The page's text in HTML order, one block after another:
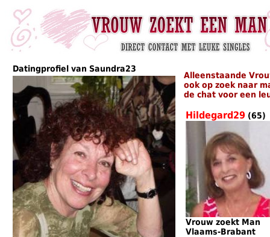
Datingprofiel van Saundra23
Alleenstaande
ook op zoek naar
de chat voor een
Hildegard29 (65)
Vrouw zoekt Man
Vlaams-Brabant